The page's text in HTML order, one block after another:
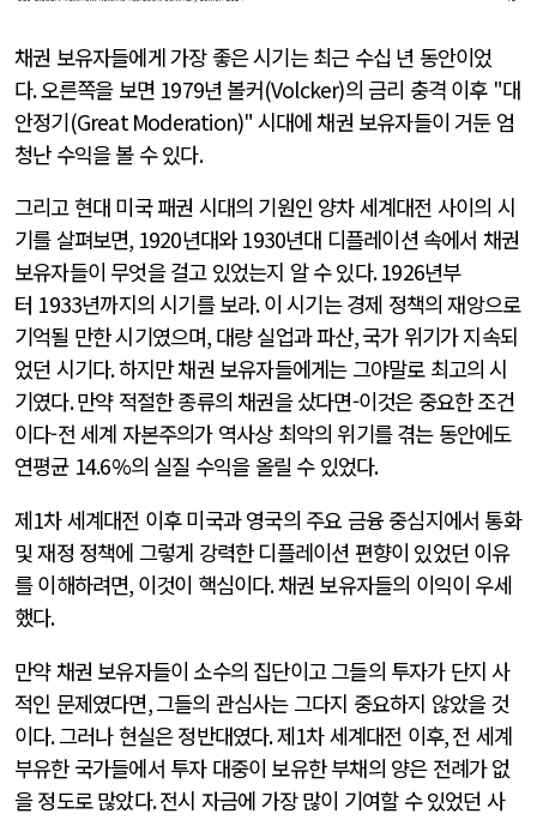
채권 보유자들에게 가장 좋은 시기는 최근 수십 년 동안이었
다.오른쪽을 보면 1979년 볼커(Volcker)의 금리 충격 이후 "대
안정기(Great Moderation)" 시대에 채권 보유자들이 거둔 엄
청난 수익을 볼 수 있다.
그리고 현대 미국 패권 시대의 기원인 양차 세계대전 사이의 시
기를 살펴보면, 1920년대와1930년대 디플레이션 속에서 채권
보유자들이 무엇을 걸고 있었는지 알 수 있다. 1926년부
터 1933년까지의 시기를 보라.이 시기는 경제 정책의 재앙으로
기억될 만한 시기였으며, 대량 실업과 파산,국가 위기가 지속되
었던 시기다.하지만 채권 보유자들에게는 그야말로 최고의 시
기였다.만약 적절한 종류의 채권을 샀다면-이것은 중요한 조건
이다-전 세계 자본주의가 역사상 최악의 위기를 겪는 동안에도
연평균 14.6%의 실질 수익을 올릴 수 있었다.
제1차 세계대전 이후 미국과 영국의 주요 금융 중심지에서 통화
및 재정 정책에 그렇게 강력한 디플레이션 편향이 있었던 이유
를 이해하려면, 이것이 핵심이다.채권 보유자들의 이익이 우세
했다.
만약 채권 보유자들이 소수의 집단이고 그들의 투자가 단지 사
적인 문제였다면,그들의 관심사는 그다지 중요하지 않았을 것
이다.그러나 현실은 정반대였다.제1차 세계대전 이후,전 세계
부유한 국가들에서 투자 대중이 보유한 부채의 양은 전례가 없
을 정도로 많았다.전시 자금에 가장 많이 기여할 수 있었던 사